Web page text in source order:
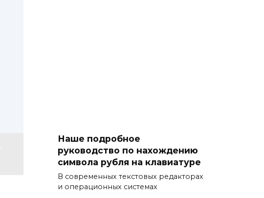
Наше подробное
руководство по нахождению
символа рубля на клавиатуре
В современных текстовых редакторах
и операционных системах